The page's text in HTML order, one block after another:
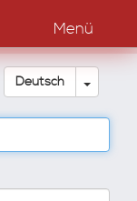
Menü
Deutsch